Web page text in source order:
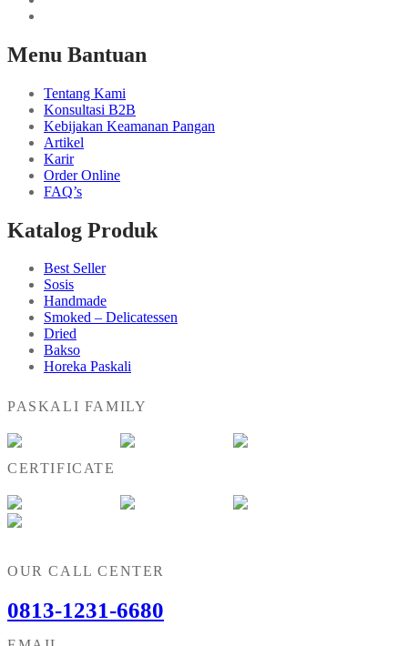
Menu Bantuan
Tentang Kami
Konsultasi B2B
Kebijakan Keamanan Pangan
Artikel
Karir
Order Online
FAQ’s
Katalog Produk
Best Seller
Sosis
Handmade
Smoked – Delicatessen
Dried
Bakso
Horeka Paskali
PASKALI FAMILY
CERTIFICATE
OUR CALL CENTER
0813-1231-6680